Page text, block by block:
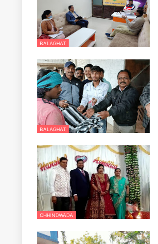
BALAGHAT
BALAGHAT
CHHINDWADA